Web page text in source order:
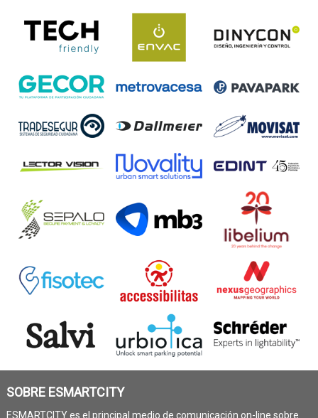
SOBRE ESMARTCITY
ESMARTCITY es el principal medio de comunicación on-line sobre